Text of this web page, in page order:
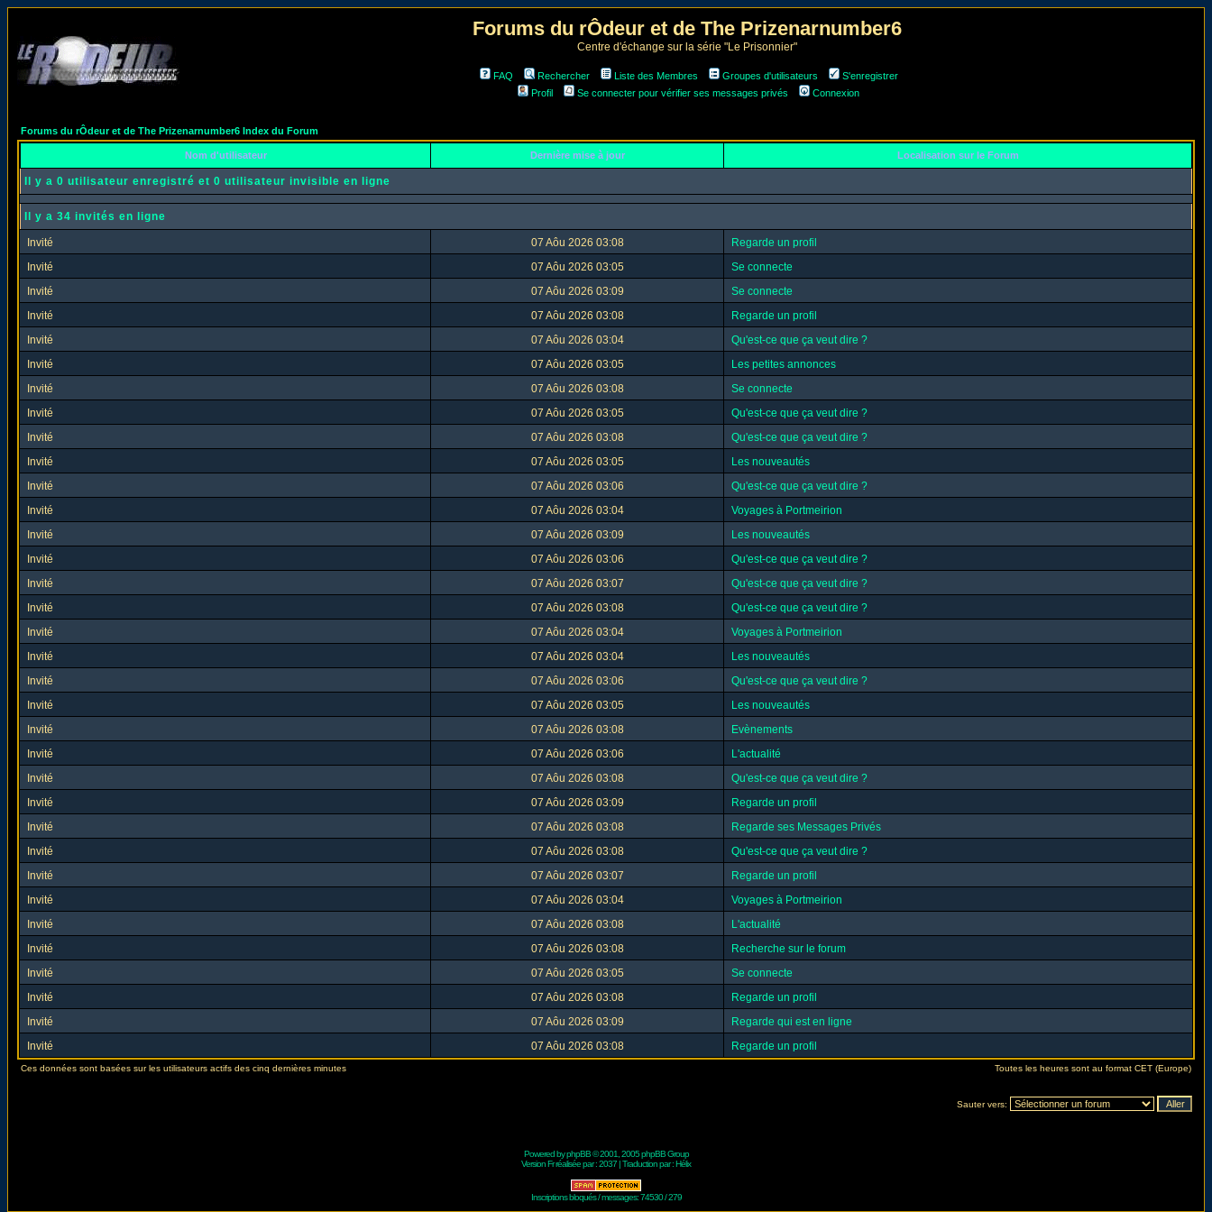
Forums du rÔdeur et de The Prizenarnumber6
Centre d'échange sur la série "Le Prisonnier"
FAQ Rechercher Liste des Membres Groupes d'utilisateurs
S'enregistrer
Profil
Se connecter pour vérifier ses messages privés Connexion
Forums du rÔdeur et de The Prizenarnumber6 Index du Forum
Nom d'utilisateur Dernière mise à jour Localisation sur le Forum
Il y a 0 utilisateur enregistré et 0 utilisateur invisible en ligne
Il y a 34 invités en ligne
Invité 07 Aôu 2026 03:08
Regarde un profil
Invité
07 Aôu 2026 03:05
Se connecte
Invité
07 Aôu 2026 03:09
Se connecte
Invité
07 Aôu 2026 03:08
Regarde un profil
Invité
07 Aôu 2026 03:04
Qu'est-ce que ça veut dire ?
Invité
07 Aôu 2026 03:05
Les petites annonces
Invité
07 Aôu 2026 03:08
Se connecte
Invité
07 Aôu 2026 03:05
Qu'est-ce que ça veut dire ?
Invité
07 Aôu 2026 03:08
Qu'est-ce que ça veut dire ?
Invité
07 Aôu 2026 03:05
Les nouveautés
Invité
07 Aôu 2026 03:06
Qu'est-ce que ça veut dire ?
Invité
07 Aôu 2026 03:04
Voyages à Portmeirion
Invité
07 Aôu 2026 03:09
Les nouveautés
Invité
07 Aôu 2026 03:06
Qu'est-ce que ça veut dire ?
Invité
07 Aôu 2026 03:07
Qu'est-ce que ça veut dire ?
Invité
07 Aôu 2026 03:08
Qu'est-ce que ça veut dire ?
Invité
07 Aôu 2026 03:04
Voyages à Portmeirion
Invité
07 Aôu 2026 03:04
Les nouveautés
Invité
07 Aôu 2026 03:06
Qu'est-ce que ça veut dire ?
Invité
07 Aôu 2026 03:05
Les nouveautés
Invité
07 Aôu 2026 03:08
Evènements
Invité
07 Aôu 2026 03:06
L'actualité
Invité
07 Aôu 2026 03:08
Qu'est-ce que ça veut dire ?
Invité
07 Aôu 2026 03:09
Regarde un profil
Invité
07 Aôu 2026 03:08
Regarde ses Messages Privés
Invité
07 Aôu 2026 03:08
Qu'est-ce que ça veut dire ?
Invité
07 Aôu 2026 03:07
Regarde un profil
Invité
07 Aôu 2026 03:04
Voyages à Portmeirion
Invité
07 Aôu 2026 03:08
L'actualité
Invité
07 Aôu 2026 03:08
Recherche sur le forum
Invité
07 Aôu 2026 03:05
Se connecte
Invité
07 Aôu 2026 03:08
Regarde un profil
Invité
07 Aôu 2026 03:09
Regarde qui est en ligne
Invité
07 Aôu 2026 03:08 Regarde un profil
Ces données sont basées sur les utilisateurs actifs des cinq dernières minutes Toutes les heures sont au format CET (Europe)
Sauter vers:
Powered byphpBB© 2001, 2005 phpBB Group
Version Fr réalisée par :2037 | Traduction par :Hélix
Inscriptions bloqués / messages: 74530 / 279